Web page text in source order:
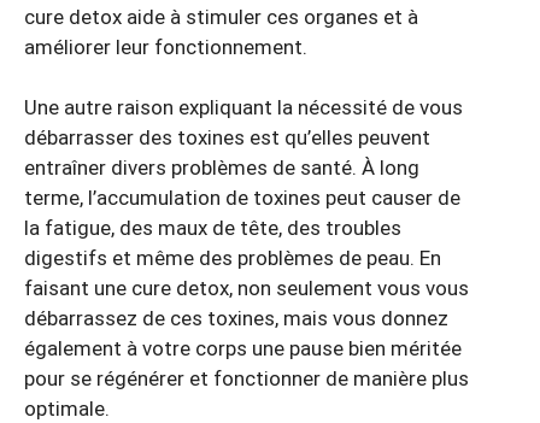
cure detox aide à stimuler ces organes et à
améliorer leur fonctionnement.
Une autre raison expliquant la nécessité de vous
débarrasser des toxines est qu’elles peuvent
entraîner divers problèmes de santé. À long
terme, l’accumulation de toxines peut causer de
la fatigue, des maux de tête, des troubles
digestifs et même des problèmes de peau. En
faisant une cure detox, non seulement vous vous
débarrassez de ces toxines, mais vous donnez
également à votre corps une pause bien méritée
pour se régénérer et fonctionner de manière plus
optimale.